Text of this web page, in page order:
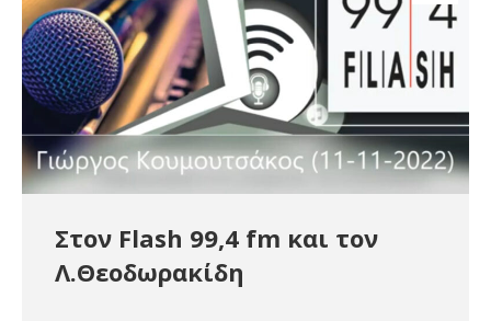
Στον Flash 99,4 fm και τον
Λ.Θεοδωρακίδη